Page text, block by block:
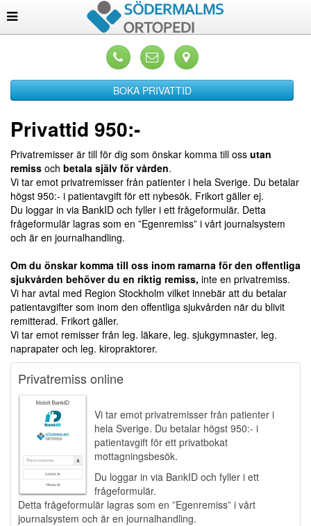
BOKA PRIVATTID
Privattid 950:-
Privatremisser är till för dig som önskar komma till oss utan
remiss och betala själv för vården.
Vi tar emot privatremisser från patienter i hela Sverige. Du betalar
högst 950:- i patientavgift för ett nybesök. Frikort gäller ej.
Du loggar in via BankID och fyller i ett frågeformulär. Detta
frågeformulär lagras som en ”Egenremiss” i vårt journalsystem
och är en journalhandling.
Om du önskar komma till oss inom ramarna för den offentliga
sjukvården behöver du en riktig remiss, inte en privatremiss.
Vi har avtal med Region Stockholm vilket innebär att du betalar
patientavgifter som inom den offentliga sjukvården när du blivit
remitterad. Frikort gäller.
Vi tar emot remisser från leg. läkare, leg. sjukgymnaster, leg.
naprapater och leg. kiropraktorer.
Privatremiss online
Vi tar emot privatremisser från patienter i
hela Sverige. Du betalar högst 950:- i
patientavgift för ett privatbokat
mottagningsbesök.
Du loggar in via BankID och fyller i ett
frågeformulär.
Detta frågeformulär lagras som en ”Egenremiss” i vårt
journalsystem och är en journalhandling.